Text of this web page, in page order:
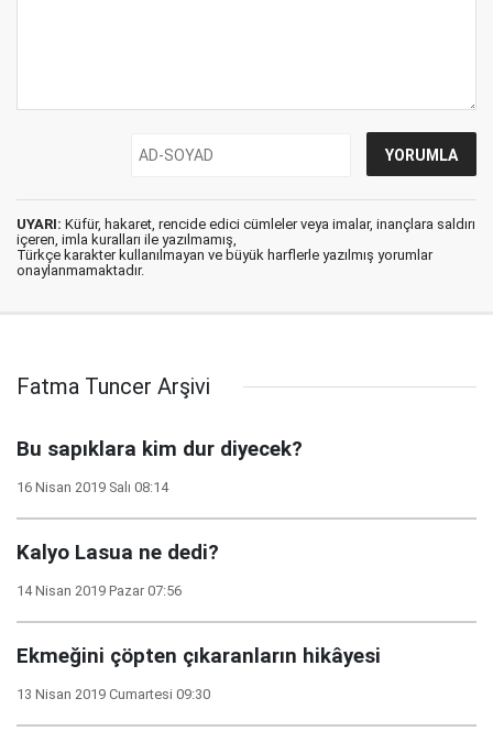
UYARI: Küfür, hakaret, rencide edici cümleler veya imalar, inançlara saldırı
içeren, imla kuralları ile yazılmamış,
Türkçe karakter kullanılmayan ve büyük harflerle yazılmış yorumlar
onaylanmamaktadır.
Fatma Tuncer Arşivi
Bu sapıklara kim dur diyecek?
16 Nisan 2019 Salı 08:14
Kalyo Lasua ne dedi?
14 Nisan 2019 Pazar 07:56
Ekmeğini çöpten çıkaranların hikâyesi
13 Nisan 2019 Cumartesi 09:30